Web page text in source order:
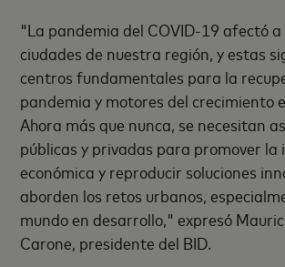
"La pandemia del COVID-19 afectó
ciudades de nuestra región, y estas
centros fundamentales para la
pandemia y motores del crecimiento
Ahora más que nunca, se necesitan
públicas y privadas para promover la
económica y reproducir soluciones
aborden los retos urbanos,
mundo en desarrollo," expresó
Carone, presidente del BID.